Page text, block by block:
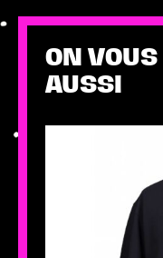
ON
AUSSI